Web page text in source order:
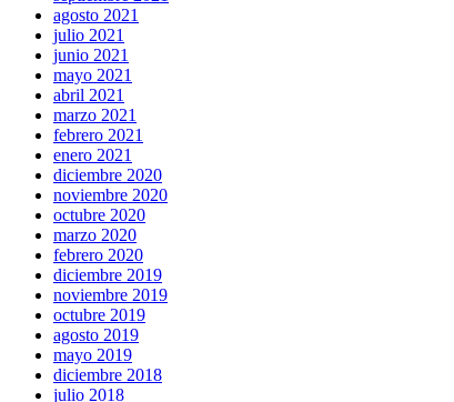
agosto 2021
julio 2021
junio 2021
mayo 2021
abril 2021
marzo 2021
febrero 2021
enero 2021
diciembre 2020
noviembre 2020
octubre 2020
marzo 2020
febrero 2020
diciembre 2019
noviembre 2019
octubre 2019
agosto 2019
mayo 2019
diciembre 2018
julio 2018